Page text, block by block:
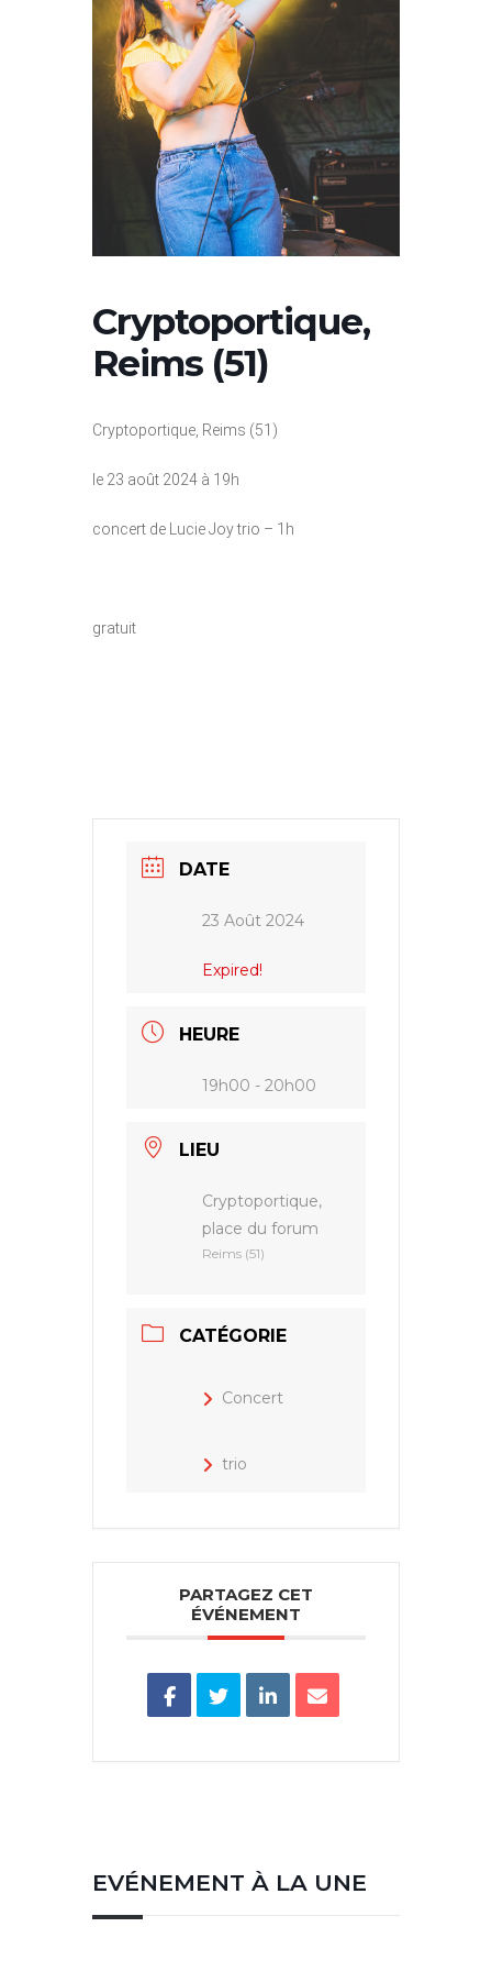
Cryptoportique,
Reims (51)
Cryptoportique, Reims (51)
le 23 août 2024 à 19h
concert de Lucie Joy trio – 1h
gratuit
DATE
23 Août 2024
Expired!
HEURE
19h00 - 20h00
LIEU
Cryptoportique,
place du forum
Reims (51)
CATÉGORIE
Concert
trio
PARTAGEZ CET
ÉVÉNEMENT
EVÉNEMENT À LA UNE